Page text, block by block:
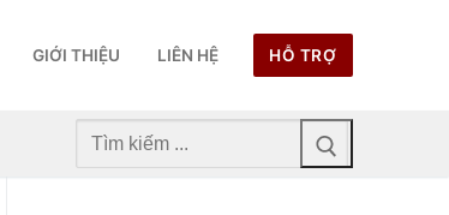
GIỚI THIỆU LIÊN HỆ HỖ TRỢ
Tìm